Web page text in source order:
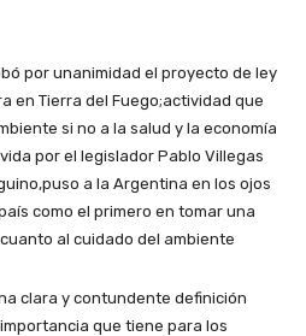
por unanimidad el proyecto de ley
en Tierra del Fuego;actividad que
si no a la salud y la economía
por el legislador Pablo Villegas
a la Argentina en los ojos
como el primero en tomar una
al cuidado del ambiente
clara y contundente definición
que tiene para los